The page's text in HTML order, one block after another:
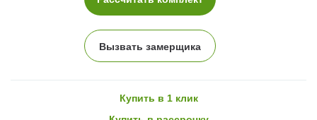
Вызвать замерщика
Купить в 1 клик